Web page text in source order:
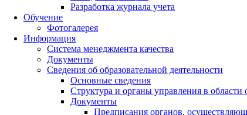
Разработка журнала учета
Обучение
Фотогалерея
Информация
Система менеджмента качества
Документы
Сведения об образовательной деятельности
Основные сведения
Структура и органы управления в области
Документы
Предписания органов,